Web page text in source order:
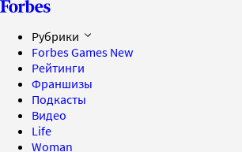
Рубрики
Forbes Games New
Рейтинги
Франшизы
Подкасты
Видео
Life
Woman